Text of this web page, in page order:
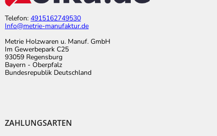
Telefon: 4915162749530
Info@metrie-manufaktur.de
Metrie Holzwaren u. Manuf. GmbH
Im Gewerbepark C25
93059 Regensburg
Bayern - Oberpfalz
Bundesrepublik Deutschland
ZAHLUNGSARTEN